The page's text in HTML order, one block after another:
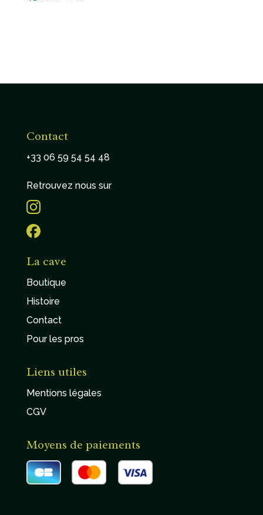
Contact
+33 06 59 54 54 48
Retrouvez nous sur
La cave
Boutique
Histoire
Contact
Pour les pros
Liens utiles
Mentions légales
CGV
Moyens de paiements